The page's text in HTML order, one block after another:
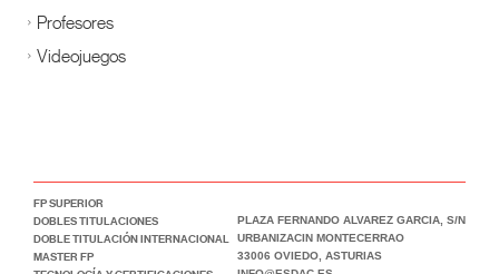
Profesores
Videojuegos
FP SUPERIOR
DOBLES TITULACIONES
DOBLE TITULACIÓN INTERNACIONAL
MASTER FP
PLAZA FERNANDO ALVAREZ GARCIA, S/N
URBANIZACIN MONTECERRAO
33006 OVIEDO, ASTURIAS